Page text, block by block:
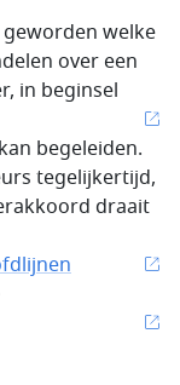
welke
over een
in beginsel
begeleiden.
tegelijkertijd,
draait